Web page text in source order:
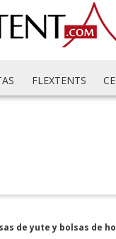
FLEXTENTS
de yute y bolsas de